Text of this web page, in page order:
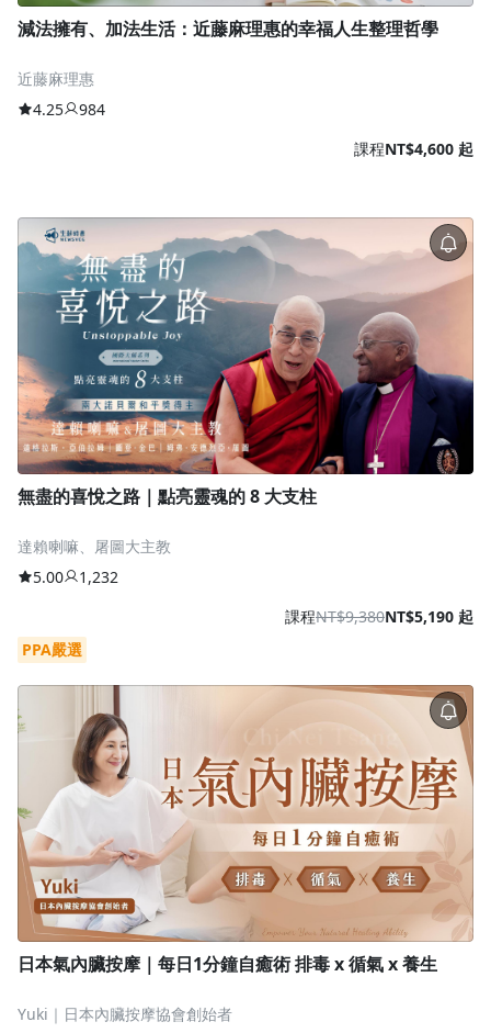
減法擁有、加法生活：近藤麻理惠的幸福人生整理哲學
近藤麻理惠
4.25
984
課程NT$4,600 起
無盡的喜悅之路｜點亮靈魂的 8 大支柱
達賴喇嘛、屠圖大主教
5.00
1,232
課程NT$9,380NT$5,190 起
PPA嚴選
日本氣內臟按摩｜每日1分鐘自癒術 排毒 x 循氣 x 養生
Yuki｜日本內臟按摩協會創始者